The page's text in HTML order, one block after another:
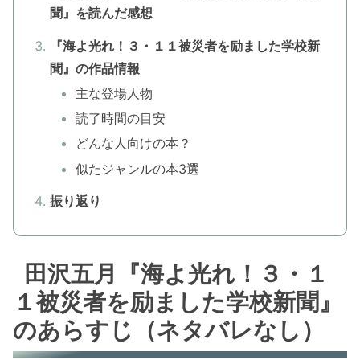
聞』を読んだ感想
『海よ光れ！３・１１被災者を励ました学校新
聞』の作品情報
主な登場人物
読了時間の目安
どんな人向けの本？
似たジャンルの本3選
振り返り
田沢五月『海よ光れ！３・１
１被災者を励ました学校新聞』
のあらすじ（ネタバレなし）